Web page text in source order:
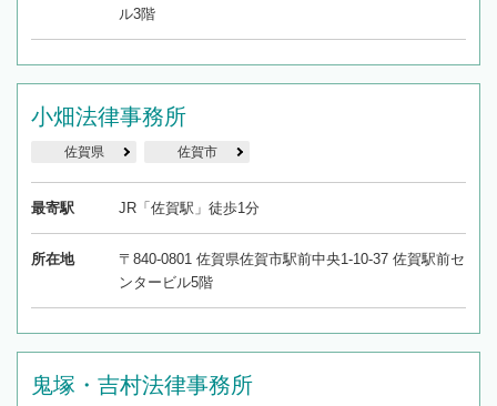
ル3階
小畑法律事務所
佐賀県 佐賀市
最寄駅 JR「佐賀駅」徒歩1分
所在地
〒840-0801 佐賀県佐賀市駅前中央1-10-37 佐賀駅前セ
ンタービル5階
鬼塚・吉村法律事務所